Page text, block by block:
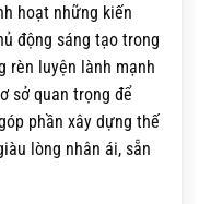
hoạt những kiến
động sáng tạo trong
rèn luyện lành mạnh
sở quan trọng để
phần xây dựng thế
lòng nhân ái, sẵn